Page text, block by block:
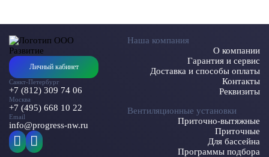
Личный кабинет
Санкт-Петербург
+7 (812) 309 74 06
Москва
+7 (495) 668 10 22
Email
info@progress-nw.ru
Наша компания
О компании
Гарантия и сервис
Доставка и способы оплаты
Контакты
Реквизиты
Вентиляционные установки
Приточно-вытяжные
Приточные
Для бассейна
Программы подбора